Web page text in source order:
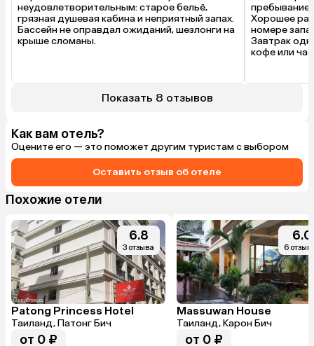
неудовлетворительным: старое бельё,
грязная душевая кабина и неприятный запах.
Бассейн не оправдал ожиданий, шезлонги на
крыше сломаны.
Хорошее
номере
Завтрак
кофе или
Показать 8 отзывов
Как вам отель?
Оцените его — это поможет другим туристам с выбором
Оставить отзыв об отеле
Похожие отели
6.8
3 отзыва
Patong Princess Hotel
Таиланд, Патонг Бич
от 0 ₽
6.0
6
Massuwan House
Таиланд, Карон Бич
от 0 ₽